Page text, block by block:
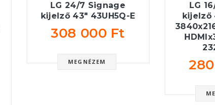
LG 24/7 Signage
kijelző 43" 43UH5Q-E
308 000 Ft
MEGNÉZEM
LG
kijelző